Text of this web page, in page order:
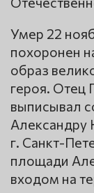
Умер 22
похоронен
образ
героя. Отец
выписывал
Александру
г. Санкт-
площади
входом на